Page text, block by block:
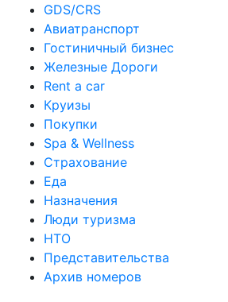
GDS/CRS
Авиатранспорт
Гостиничный бизнес
Железные Дороги
Rent a car
Круизы
Покупки
Spa & Wellness
Страхование
Еда
Назначения
Люди туризма
НТО
Представительства
Архив номеров